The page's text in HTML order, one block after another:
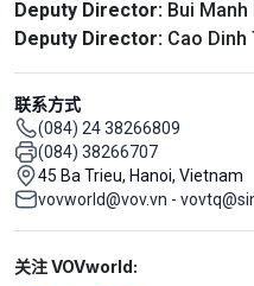
Deputy Director: Bui Manh
Deputy Director: Cao Dinh
联系方式
(084) 24 38266809
(084) 38266707
45 Ba Trieu, Hanoi, Vietnam
vovworld@vov.vn -
Mạng xã hội
关注 VOVworld: